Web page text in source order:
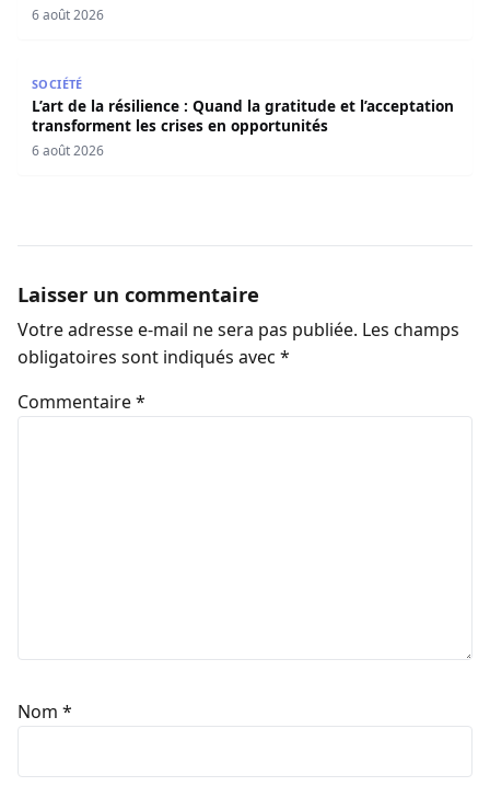
6 août 2026
SOCIÉTÉ
L’art de la résilience : Quand la gratitude et l’acceptation
transforment les crises en opportunités
6 août 2026
Laisser un commentaire
Votre adresse e-mail ne sera pas publiée. Les champs
obligatoires sont indiqués avec *
Commentaire*
Nom *